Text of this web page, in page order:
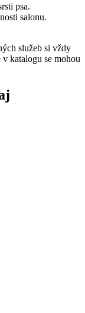
psa.
salonu.
služeb si vždy
katalogu se mohou